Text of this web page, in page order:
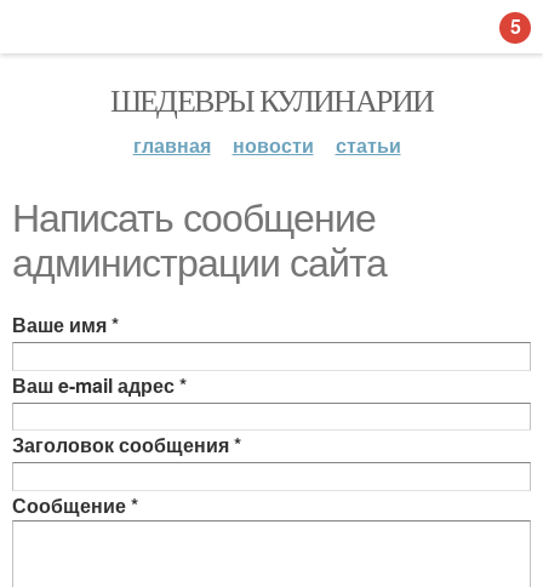
ШЕДЕВРЫ КУЛИНАРИИ
главная новости статьи
Написать сообщение
администрации сайта
Ваше имя*
Ваш e-mail адрес*
Заголовок сообщения*
Сообщение*
5